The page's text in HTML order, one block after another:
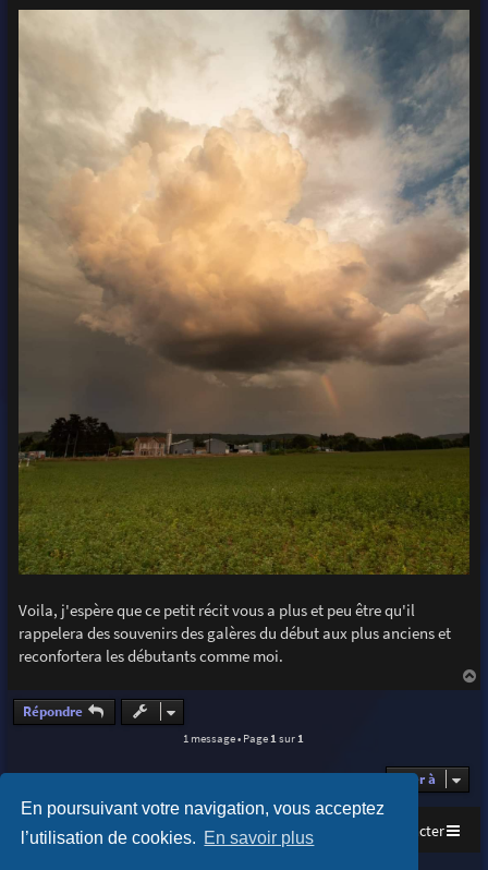
En poursuivant votre navigation, vous acceptez
l’utilisation de cookies. En savoir plus
Voila, j'espère que ce petit récit vous a plus et peu être qu'il
rappelera des souvenirs des galères du début aux plus anciens et
reconfortera les débutants comme moi.
a
Répondre
1 message • Page 1 sur 1
Aller à
Accueil Index du forum Nous contacter